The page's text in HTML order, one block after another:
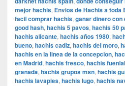
mejor hachis, Envios de Hachis a toda
facil comprar hachis, ganar dinero con
good hash, hachis 5 pavos, hachis 50
hachis alicante, hachis años 1980,
bueno, hachis cadiz, hachis del moro,
hachis en la linea de la concepcion,
en Madrid, hachis fresco, hachis
granada, hachis grupos msn, hachis
hachis lavapies, hachis lugo, hachis